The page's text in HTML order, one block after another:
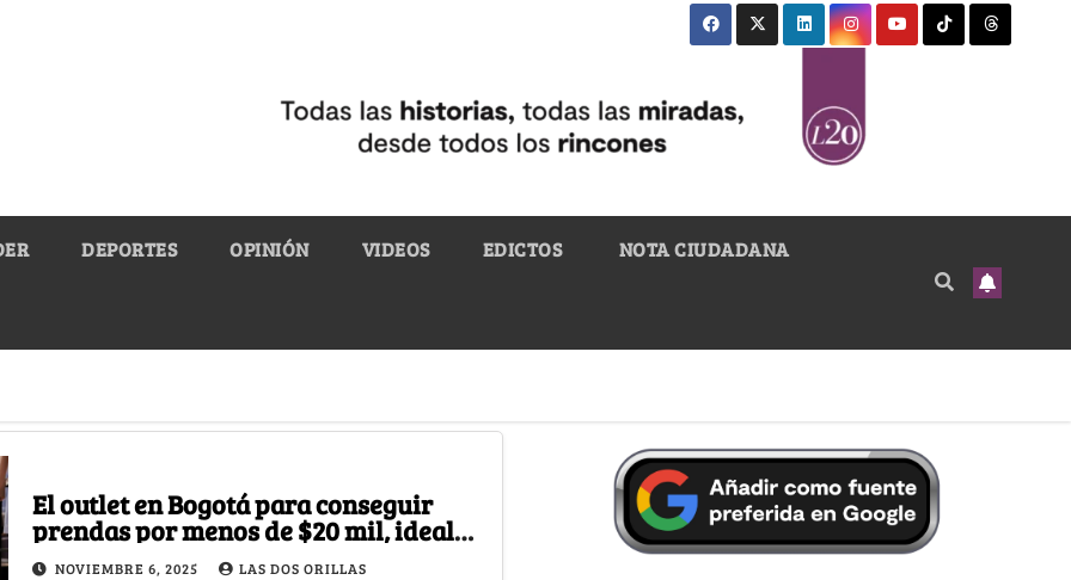
DEPORTES OPINIÓN VIDEOS EDICTOS NOTA CIUDADANA
El outlet en Bogotá para conseguir
prendas por menos de $20 mil, ideal
para adelantar los regalos navideños
NOVIEMBRE 6, 2025 LAS DOS ORILLAS